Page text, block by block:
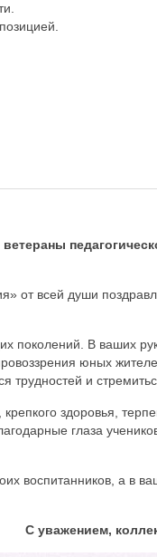
от всей души
поколений. В ваших
юных
трудностей и
здоровья,
глаза
воспитанников, а в
С уважением,